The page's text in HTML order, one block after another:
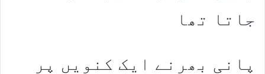
جاتا تھا
پانی بھرنے ایک کنویں پر